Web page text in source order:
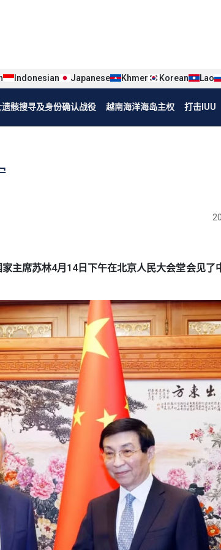
Indonesian Japanese Khmer Korean Lao
骸搜寻及身份确认战役 越南海洋海岛主权 打击IUU
主席苏林4月14日下午在北京人民大会堂会见了